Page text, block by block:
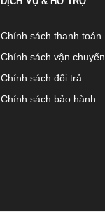
Chính sách thanh toán
Chính sách vận chuyển
Chính sách đổi trả
Chính sách bảo hành